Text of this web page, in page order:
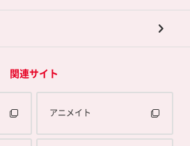
関連サイト
アニメイト